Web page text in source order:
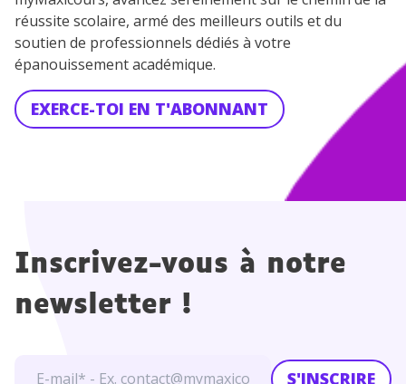
réussite scolaire, armé des meilleurs outils et du
soutien de professionnels dédiés à votre
épanouissement académique.
EXERCE-TOI EN T'ABONNANT
Inscrivez-vous à notre
newsletter !
S'INSCRIRE